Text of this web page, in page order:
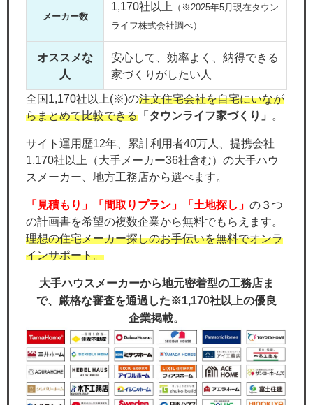
メーカー数
1,170社以上
（※2025年5月現在タウン
ライフ株式会社調べ）
オススメな
人
安心して、効率よく、納得できる
家づくりがしたい人
全国1,170社以上(※)の注文住宅会社を自宅にいなが
らまとめて比較できる 「タウンライフ家づくり」
サイト運用歴12年、累計利用者40万人、提携会社
1,170社以上（大手メーカー36社含む）の大手ハウ
スメーカー、地方工務店から選べます。
「見積もり」「間取りプラン」「土地探し」 の３つ
の計画書を希望の複数企業から無料でもらえます。
理想の住宅メーカー探しのお手伝いを無料でオンラ
インサポート。
大手ハウスメーカーから地元密着型の工務店ま
で、厳格な審査を通過した※1,170社以上の優良
企業掲載。